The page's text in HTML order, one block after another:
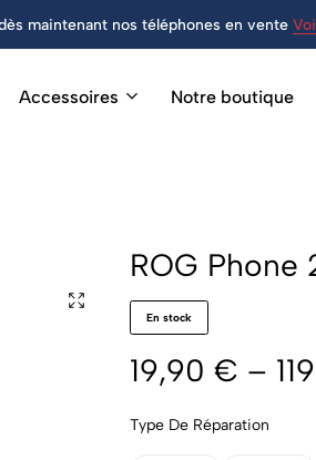
maintenant nos téléphones en vente
Accessoires Notre boutique
ROG Phone
En stock
19,90 € –
Type De Réparation